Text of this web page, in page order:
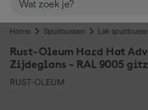
Home Spuitbussen Lak
Rust-Oleum Hard Hat
Zijdeglans - RAL 9005
RUST-OLEUM